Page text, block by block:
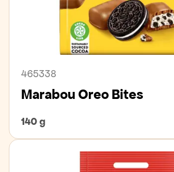
465338
Marabou Oreo Bites
140 g